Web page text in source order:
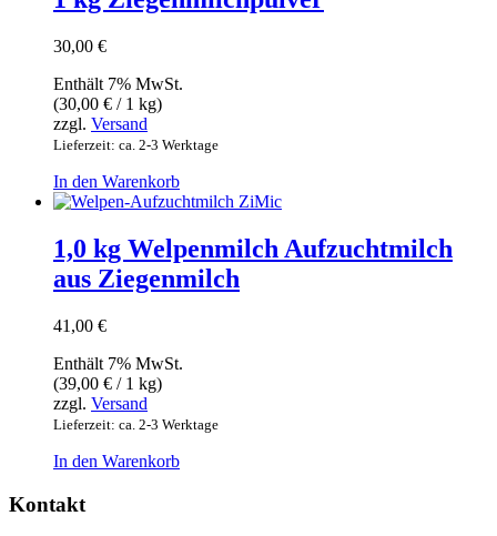
30,00 €
Enthält 7% MwSt.
(30,00 € / 1 kg)
zzgl. Versand
Lieferzeit: ca. 2-3 Werktage
In den Warenkorb
1,0 kg Welpenmilch Aufzuchtmilch
aus Ziegenmilch
41,00 €
Enthält 7% MwSt.
(39,00 € / 1 kg)
zzgl. Versand
Lieferzeit: ca. 2-3 Werktage
In den Warenkorb
Kontakt